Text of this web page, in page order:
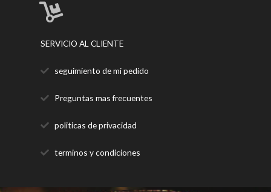
SERVICIO AL CLIENTE
seguimiento de mi pedido
Preguntas mas frecuentes
politicas de privacidad
terminos y condiciones